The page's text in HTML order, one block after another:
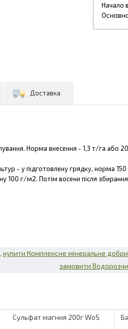
Начало
Доставка
Норма внесення - 1,3 т/га або
- у підготовлену грядку, норма
100 г/м2. Потім восени після
купити Комплексне мінеральне
замовити
Сульфат магния 200г WoS